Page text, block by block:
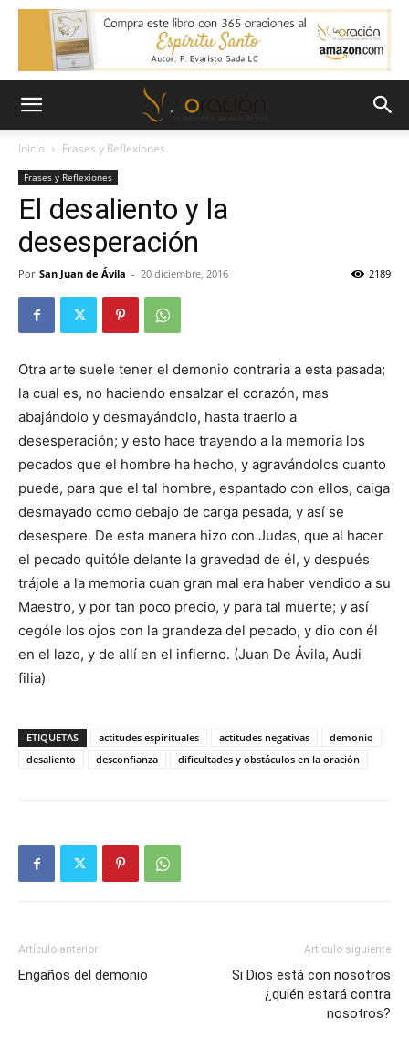
Inicio Frases y Reflexiones
Frases y Reflexiones
El desaliento y la
desesperación
Por San Juan de Ávila - 20 diciembre, 2016 2189
Otra arte suele tener el demonio contraria a esta pasada;
la cual es, no haciendo ensalzar el corazón, mas
abajándolo y desmayándolo, hasta traerlo a
desesperación; y esto hace trayendo a la memoria los
pecados que el hombre ha hecho, y agravándolos cuanto
puede, para que el tal hombre, espantado con ellos, caiga
desmayado como debajo de carga pesada, y así se
desespere. De esta manera hizo con Judas, que al hacer
el pecado quitóle delante la gravedad de él, y después
trájole a la memoria cuan gran mal era haber vendido a su
Maestro, y por tan poco precio, y para tal muerte; y así
cególe los ojos con la grandeza del pecado, y dio con él
en el lazo, y de allí en el infierno. (Juan De Ávila, Audi
filia)
ETIQUETAS actitudes espirituales actitudes negativas
demonio
desaliento
desconfianza dificultades y obstáculos en la oración
Artículo anterior
Engaños del demonio
Artículo siguiente
Si Dios está con nosotros
¿quién estará contra
nosotros?